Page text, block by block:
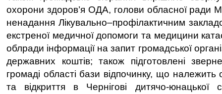
охорони здоров’я ОДА, голови обласної ради
ненадання Лікувально–профілактичним
екстреної медичної допомоги та медицини
облради інформації на запит громадської
державних коштів; також підготовлені
громаді області бази відпочинку, що належить
та відкриття в Чернігові дитячо-юнацької